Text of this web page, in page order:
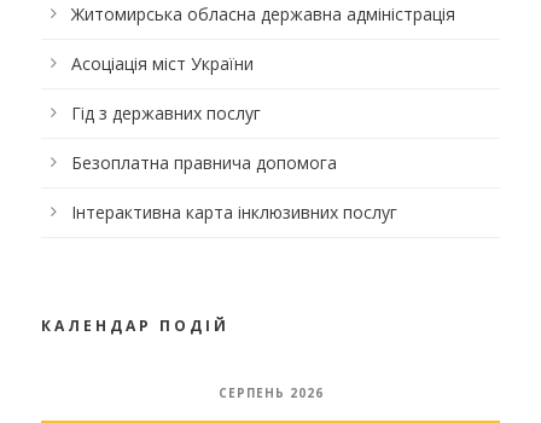
Житомирська обласна державна адміністрація
Асоціація міст України
Гід з державних послуг
Безоплатна правнича допомога
Інтерактивна карта інклюзивних послуг
КАЛЕНДАР ПОДІЙ
СЕРПЕНЬ 2026